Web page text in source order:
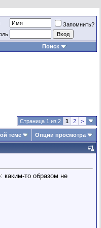
Запомнить?
Поиск
Страница 1 из 2 1 2 >
теме Опции просмотра
#1
каким-то образом не